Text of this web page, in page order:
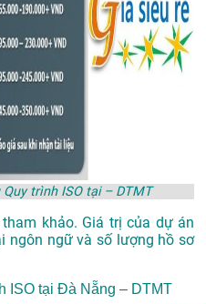
trình ISO tại – DTMT
khảo. Giá trị của dự án
ngôn ngữ và số lượng hồ sơ
ISO tại Đà Nẵng – DTMT